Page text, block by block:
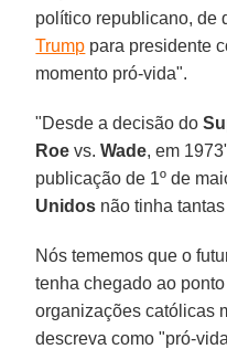
político republicano, de
Trump para presidente
momento pró-vida".
"Desde a decisão do
Roe vs.Wade, em
publicação de 1º de
Unidos não tinha
Nós tememos que o
tenha chegado ao
organizações católicas
descreva como "pró-